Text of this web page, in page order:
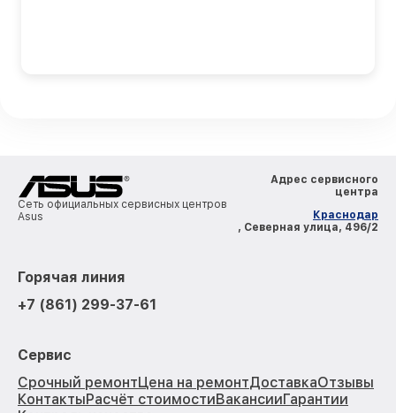
Сеть официальных сервисных центров
Asus
Адрес сервисного
центра
Краснодар
, Северная улица, 496/2
Горячая линия
+7 (861) 299-37-61
Сервис
Срочный ремонтЦена на ремонтДоставкаОтзывы
КонтактыРасчёт стоимостиВакансииГарантии